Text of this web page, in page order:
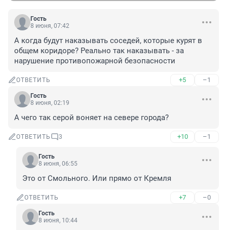
Гость
8 июня, 07:42
А когда будут наказывать соседей, которые курят в
общем коридоре? Реально так наказывать - за
нарушение противопожарной безопасности
ОТВЕТИТЬ +5 –1
Гость
8 июня, 02:19
А чего так серой воняет на севере города?
ОТВЕТИТЬ 3 +10 –1
Гость
8 июня, 06:55
Это от Смольного. Или прямо от Кремля
ОТВЕТИТЬ +7 –0
Гость
8 июня, 10:44